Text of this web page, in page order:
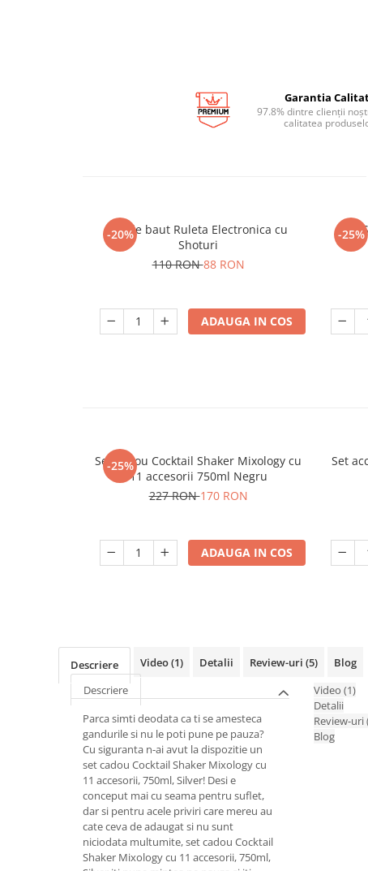
Garantia
97.8% dintre clienții
calitatea
-20%
Joc de baut Ruleta Electronica cu
Shoturi
110 RON88 RON
ADAUGA IN COS
-25%
-25%
Set cadou Cocktail Shaker Mixology cu
11 accesorii 750ml Negru
227 RON170 RON
ADAUGA IN COS
Set
Descriere Video(1) Detalii Review-uri (5)
Blog
Descriere
Parca simti deodata ca ti se amesteca
gandurile si nu le poti pune pe pauza?
Cu siguranta n-ai avut la dispozitie un
set cadou Cocktail Shaker Mixology cu
11 accesorii, 750ml, Silver! Desi e
conceput mai cu seama pentru suflet,
dar si pentru acele priviri care mereu au
cate ceva de adaugat si nu sunt
niciodata multumite, set cadou Cocktail
Shaker Mixology cu 11 accesorii, 750ml,
Video (1)
Detalii
Review-uri
Blog